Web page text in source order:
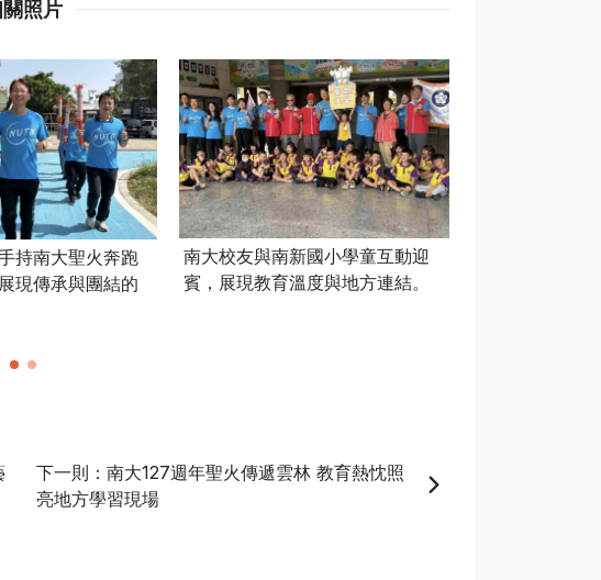
照片
持南大聖火奔跑
現傳承與團結的
南大校友與南新國小學童互動迎
賓，展現教育溫度與地方連結。
下一則：南大127週年聖火傳遞雲林 教育熱忱照
亮地方學習現場